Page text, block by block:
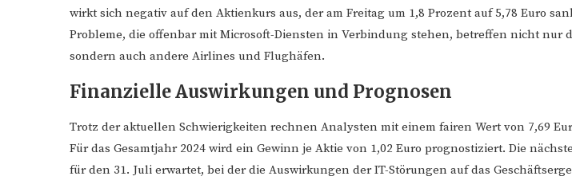
wirkt sich negativ auf den Aktienkurs aus, der am Freitag um 1,8 Prozent auf 5,78 Euro
Probleme, die offenbar mit Microsoft-Diensten in Verbindung stehen, betreffen nicht nur
sondern auch andere Airlines und Flughäfen.
Finanzielle Auswirkungen und Prognosen
Trotz der aktuellen Schwierigkeiten rechnen Analysten mit einem fairen Wert von 7,69
Für das Gesamtjahr 2024 wird ein Gewinn je Aktie von 1,02 Euro prognostiziert. Die
für den 31. Juli erwartet, bei der die Auswirkungen der IT-Störungen auf das